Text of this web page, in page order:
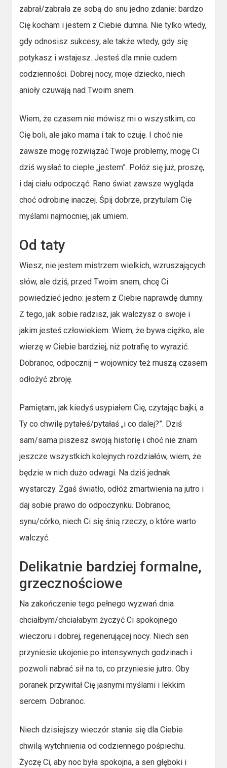
zabrał/zabrała ze sobą do snu jedno zdanie: bardzo
Cię kocham i jestem z Ciebie dumna. Nie tylko wtedy,
gdy odnosisz sukcesy, ale także wtedy, gdy się
potykasz i wstajesz. Jesteś dla mnie cudem
codzienności. Dobrej nocy, moje dziecko, niech
anioły czuwają nad Twoim snem.
Wiem, że czasem nie mówisz mi o wszystkim, co
Cię boli, ale jako mama i tak to czuję. I choć nie
zawsze mogę rozwiązać Twoje problemy, mogę Ci
dziś wysłać to ciepłe „jestem”. Połóż się już, proszę,
i daj ciału odpocząć. Rano świat zawsze wygląda
choć odrobinę inaczej. Śpij dobrze, przytulam Cię
myślami najmocniej, jak umiem.
Od taty
Wiesz, nie jestem mistrzem wielkich, wzruszających
słów, ale dziś, przed Twoim snem, chcę Ci
powiedzieć jedno: jestem z Ciebie naprawdę dumny.
Z tego, jak sobie radzisz, jak walczysz o swoje i
jakim jesteś człowiekiem. Wiem, że bywa ciężko, ale
wierzę w Ciebie bardziej, niż potrafię to wyrazić.
Dobranoc, odpocznij – wojownicy też muszą czasem
odłożyć zbroję.
Pamiętam, jak kiedyś usypiałem Cię, czytając bajki, a
Ty co chwilę pytałeś/pytałaś „i co dalej?”. Dziś
sam/sama piszesz swoją historię i choć nie znam
jeszcze wszystkich kolejnych rozdziałów, wiem, że
będzie w nich dużo odwagi. Na dziś jednak
wystarczy. Zgaś światło, odłóż zmartwienia na jutro i
daj sobie prawo do odpoczynku. Dobranoc,
synu/córko, niech Ci się śnią rzeczy, o które warto
walczyć.
Delikatnie bardziej formalne,
grzecznościowe
Na zakończenie tego pełnego wyzwań dnia
chciałbym/chciałabym życzyć Ci spokojnego
wieczoru i dobrej, regenerującej nocy. Niech sen
przyniesie ukojenie po intensywnych godzinach i
pozwoli nabrać sił na to, co przyniesie jutro. Oby
poranek przywitał Cię jasnymi myślami i lekkim
sercem. Dobranoc.
Niech dzisiejszy wieczór stanie się dla Ciebie
chwilą wytchnienia od codziennego pośpiechu.
Życzę Ci, aby noc była spokojna, a sen głęboki i